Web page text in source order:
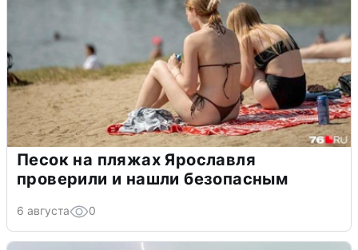
Песок на пляжах Ярославля
проверили и нашли безопасным
6 августа 0